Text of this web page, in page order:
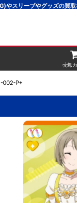
やスリーブやグッズの買
売却
002-P+